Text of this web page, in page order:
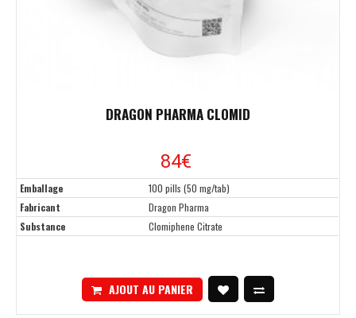
DRAGON PHARMA CLOMID
84€
Emballage
100 pills (50 mg/tab)
Fabricant
Dragon Pharma
Substance
Clomiphene Citrate
AJOUT AU PANIER